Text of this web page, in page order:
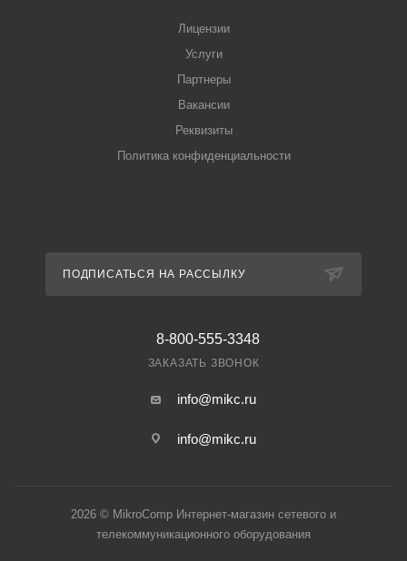
Лицензии
Услуги
Партнеры
Вакансии
Реквизиты
Политика конфиденциальности
ПОДПИСАТЬСЯ НА РАССЫЛКУ
8-800-555-3348
ЗАКАЗАТЬ ЗВОНОК
info@mikc.ru
info@mikc.ru
2026 © MikroComp Интернет-магазин сетевого и
телекоммуникационного оборудования